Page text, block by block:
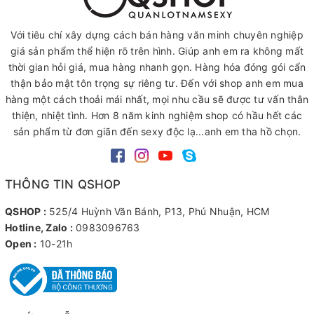
Với tiêu chí xây dựng cách bán hàng văn minh chuyên nghiệp
giá sản phẩm thể hiện rõ trên hình. Giúp anh em ra không mất
thời gian hỏi giá, mua hàng nhanh gọn. Hàng hóa đóng gói cẩn
thận bảo mật tôn trọng sự riêng tư. Đến với shop anh em mua
hàng một cách thoải mái nhất, mọi nhu cầu sẽ được tư vấn thân
thiện, nhiệt tình. Hơn 8 năm kinh nghiệm shop có hầu hết các
sản phẩm từ đơn giãn đến sexy độc lạ...anh em tha hồ chọn.
THÔNG TIN QSHOP
QSHOP : 525/4 Huỳnh Văn Bánh, P13, Phú Nhuận, HCM
Hotline, Zalo : 0983096763
Open : 10-21h